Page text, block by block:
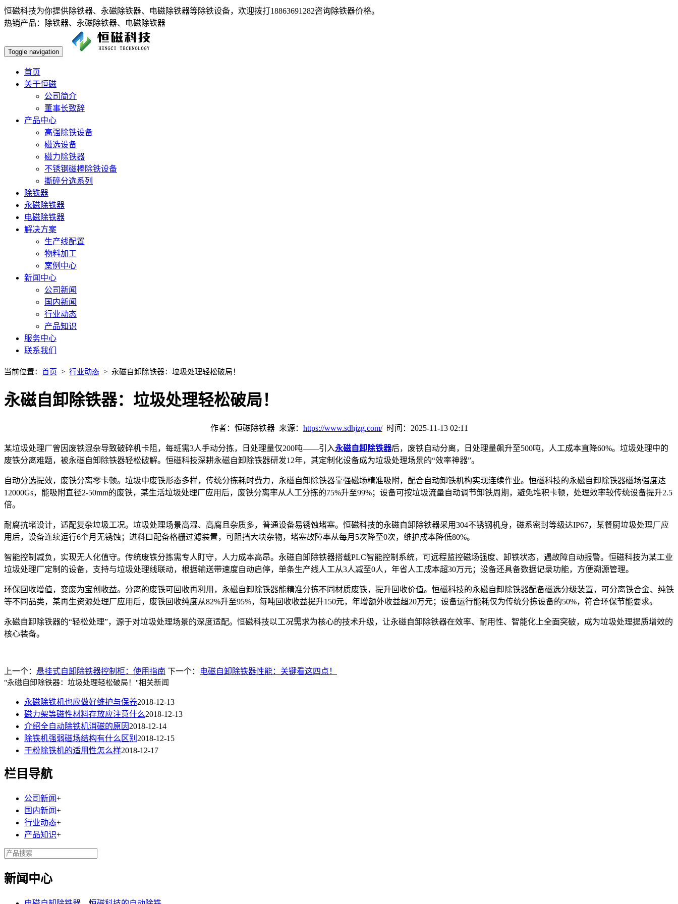
恒磁科技为你提供除铁器、永磁除铁器、电磁除铁器等除铁设备，欢迎拨打18863691282咨询除铁器价格。
热销产品：除铁器、永磁除铁器、电磁除铁器
Toggle navigation
首页
关于恒磁
公司简介
董事长致辞
产品中心
高强除铁设备
磁选设备
磁力除铁器
不锈钢磁棒除铁设备
撕碎分选系列
除铁器
永磁除铁器
电磁除铁器
解决方案
生产线配置
物料加工
案例中心
新闻中心
公司新闻
国内新闻
行业动态
产品知识
服务中心
联系我们
当前位置： 首页 > 行业动态 > 永磁自卸除铁器：垃圾处理轻松破局！
永磁自卸除铁器：垃圾处理轻松破局！
作者：恒磁除铁器 来源： https://www.sdhjzg.com/时间：2025-11-13 02:11
某垃圾处理厂曾因废铁混杂导致破碎机卡阻，每班需3人手动分拣，日处理量仅200吨——引入永磁自卸除铁器后，废铁自动分离，日处理量飙升至500吨，人工成本直降60%。垃圾处理中的
废铁分离难题，被永磁自卸除铁器轻松破解。恒磁科技深耕永磁自卸除铁器研发12年，其定制化设备成为垃圾处理场景的“效率神器”。
自动分选提效，废铁分离零卡顿。垃圾中废铁形态多样，传统分拣耗时费力，永磁自卸除铁器靠强磁场精准吸附，配合自动卸铁机构实现连续作业。恒磁科技的永磁自卸除铁器磁场强度达
12000Gs，能吸附直径2-50mm的废铁，某生活垃圾处理厂应用后，废铁分离率从人工分拣的75%升至99%；设备可按垃圾流量自动调节卸铁周期，避免堆积卡顿，处理效率较传统设备提升2.5
倍。
耐腐抗堵设计，适配复杂垃圾工况。垃圾处理场景高湿、高腐且杂质多，普通设备易锈蚀堵塞。恒磁科技的永磁自卸除铁器采用304不锈钢机身，磁系密封等级达IP67，某餐厨垃圾处理厂应
用后，设备连续运行6个月无锈蚀；进料口配备格栅过滤装置，可阻挡大块杂物，堵塞故障率从每月 5次降至0次，维护成本降低80%。
智能控制减负，实现无人化值守。传统废铁分拣需专人盯守，人力成本高昂。永磁自卸除铁器搭载PLC智能控制系统，可远程监控磁场强度、卸铁状态，遇故障自动报警。恒磁科技为某工业
垃圾处理厂定制的设备，支持与垃圾处理线联动，根据输送带速度自动启停，单条生产线人工从3人减至0人，年省人工成本超30万元；设备还具备数据记录功能，方便溯源管理。
环保回收增值，变废为宝创收益。分离的废铁可回收再利用，永磁自卸除铁器能精准分拣不同材质废铁，提升回收价值。恒磁科技的永磁自卸除铁器配备磁选分级装置，可分离铁合金、纯铁
等不同品类，某再生资源处理厂应用后，废铁回收纯度从82%升至95%，每吨回收收益提升150元，年增额外收益超20万元；设备运行能耗仅为传统分拣设备的50%，符合环保节能要求。
永磁自卸除铁器的“轻松处理”，源于对垃圾处理场景的深度适配。恒磁科技以工况需求为核心的技术升级，让永磁自卸除铁器在效率、耐用性、智能化上全面突破，成为垃圾处理提质增效的
核心装备。
上一个： 悬挂式自卸除铁器控制柜：使用指南 下一个： 电磁自卸除铁器性能：关键看这四点！
"永磁自卸除铁器：垃圾处理轻松破局！"相关新闻
永磁除铁机也应做好维护与保养2018-12-13
磁力架等磁性材料存放应注意什么2018-12-13
介绍全自动除铁机消磁的原因 2018-12-14
除铁机强弱磁场结构有什么区别 2018-12-15
干粉除铁机的适用性怎么样2018-12-17
栏目导航
公司新闻+
国内新闻+
行业动态+
产品知识+
新闻中心